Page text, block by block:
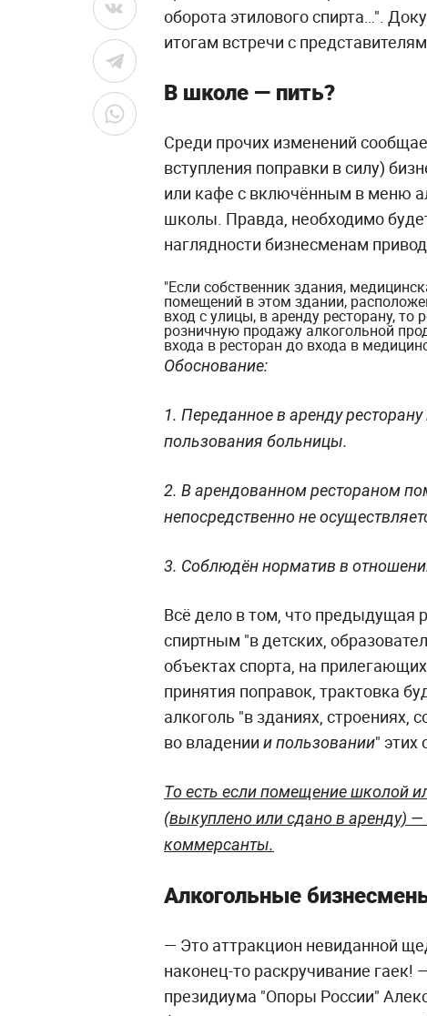
оборота этилового спирта…".
итогам встречи с
В школе — пить?
Среди прочих изменений
вступления поправки в силу)
или кафе с включённым в меню
школы. Правда, необходимо
наглядности бизнесменам
"Если собственник здания,
помещений в этом здании,
вход с улицы, в аренду ресторану, то
розничную продажу алкогольной
входа в ресторан до входа в
Обоснование:
1. Переданное в аренду
пользования больницы.
2. В арендованном рестораном
непосредственно не
3. Соблюдён норматив в
Всё дело в том, что предыдущая
спиртным "в детских,
объектах спорта, на
принятия поправок, трактовка
алкоголь "в зданиях,
во владении и пользовании" этих
То есть если помещение школой
(выкуплено или сдано в аренду)
коммерсанты.
Алкогольные
— Это аттракцион невиданной
наконец-то раскручивание
президиума "Опоры России"